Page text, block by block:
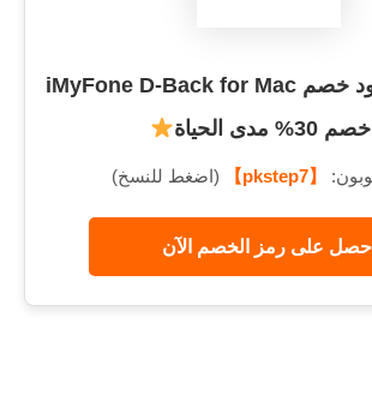
احصل على كود خصم iMyFone D-Back for Mac
مدى الحياة
【pkstep7】 (اضغط للنسخ)
احصل على رمز الخصم الآن